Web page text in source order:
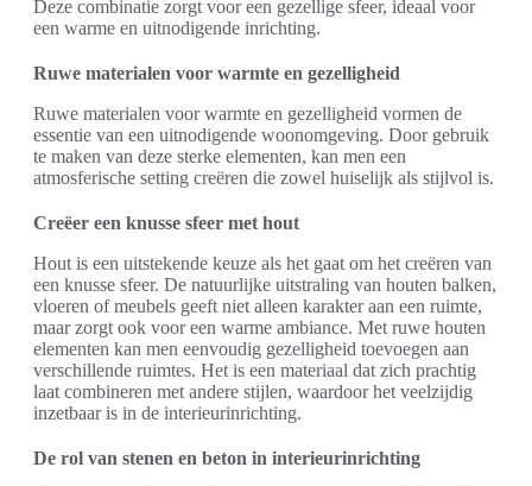
Deze combinatie zorgt voor een gezellige sfeer, ideaal voor
een warme en uitnodigende inrichting.
Ruwe materialen voor warmte en gezelligheid
Ruwe materialen voor warmte en gezelligheid vormen de
essentie van een uitnodigende woonomgeving. Door gebruik
te maken van deze sterke elementen, kan men een
atmosferische setting creëren die zowel huiselijk als stijlvol is.
Creëer een knusse sfeer met hout
Hout is een uitstekende keuze als het gaat om het creëren van
een knusse sfeer. De natuurlijke uitstraling van houten balken,
vloeren of meubels geeft niet alleen karakter aan een ruimte,
maar zorgt ook voor een warme ambiance. Met ruwe houten
elementen kan men eenvoudig gezelligheid toevoegen aan
verschillende ruimtes. Het is een materiaal dat zich prachtig
laat combineren met andere stijlen, waardoor het veelzijdig
inzetbaar is in de interieurinrichting.
De rol van stenen en beton in interieurinrichting